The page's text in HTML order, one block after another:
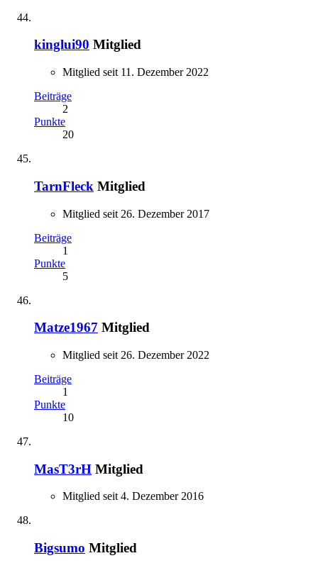
kinglui90 Mitglied
Mitglied seit 11. Dezember 2022
Beiträge
2
Punkte
20
TarnFleck Mitglied
Mitglied seit 26. Dezember 2017
Beiträge
1
Punkte
5
Matze1967 Mitglied
Mitglied seit 26. Dezember 2022
Beiträge
1
Punkte
10
MasT3rH Mitglied
Mitglied seit 4. Dezember 2016
Bigsumo Mitglied